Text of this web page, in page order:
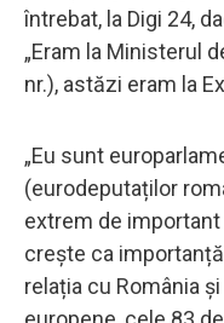
întrebat, la Digi 24,
„Eram la Ministerul
nr.), astăzi eram la
„Eu sunt
(eurodeputaților
extrem de
crește ca
relația cu România